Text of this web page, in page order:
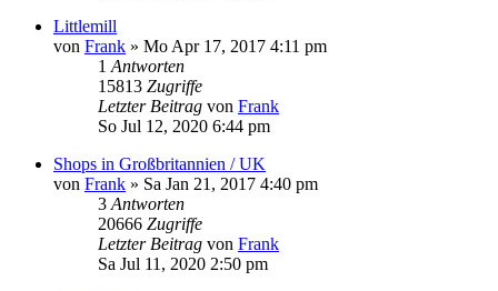
Littlemill
von Frank » Mo Apr 17, 2017 4:11 pm
1Antworten
15813 Zugriffe
Letzter Beitrag von Frank
So Jul 12, 2020 6:44 pm
Shops in Großbritannien / UK
von Frank » Sa Jan 21, 2017 4:40 pm
3Antworten
20666 Zugriffe
Letzter Beitrag von Frank
Sa Jul 11, 2020 2:50 pm